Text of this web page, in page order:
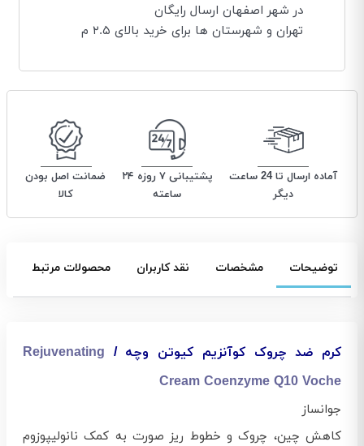
در شهر اصفهان ارسال رایگان
تهران و شهرستان ها برای خرید بالای ۲.۵ م
آماده ارسال تا 24 ساعت
دیگر
پشتیبانی ۷ روزه ۲۴
ساعته
ضمانت اصل بودن
کالا
توضیحات مشخصات نقد کاربران محصولات مرتبط
کرم ضد چروک کوآنزیم کیوتن وچه / Rejuvenating
Cream Coenzyme Q10 Voche
جوانساز
کاهش چین، چروک و خطوط ریز صورت به کمک نانولیپوزوم